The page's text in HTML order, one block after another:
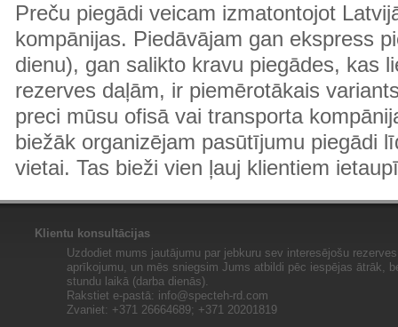
Preču piegādi veicam izmatontojot
kompānijas. Piedāvājam gan ekspress
dienu), gan salikto kravu piegādes, kas
rezerves daļām, ir piemērotākais
preci mūsu ofisā vai transporta
biežāk organizējam pasūtījumu piegādi
vietai. Tas bieži vien ļauj klientiem
Klientu konsultācijas
Uzdodiet mums jautājumu par jebkuru sev interesējošu
aprīkojumu, un mēs sniegsim Jums atbildi pēc iespējas ātrāk,
stundu laikā (darba dienās).
Rakstiet e-pastā: info@specteh-rd.com
Zvaniet: +371 26664689; +371 20201819